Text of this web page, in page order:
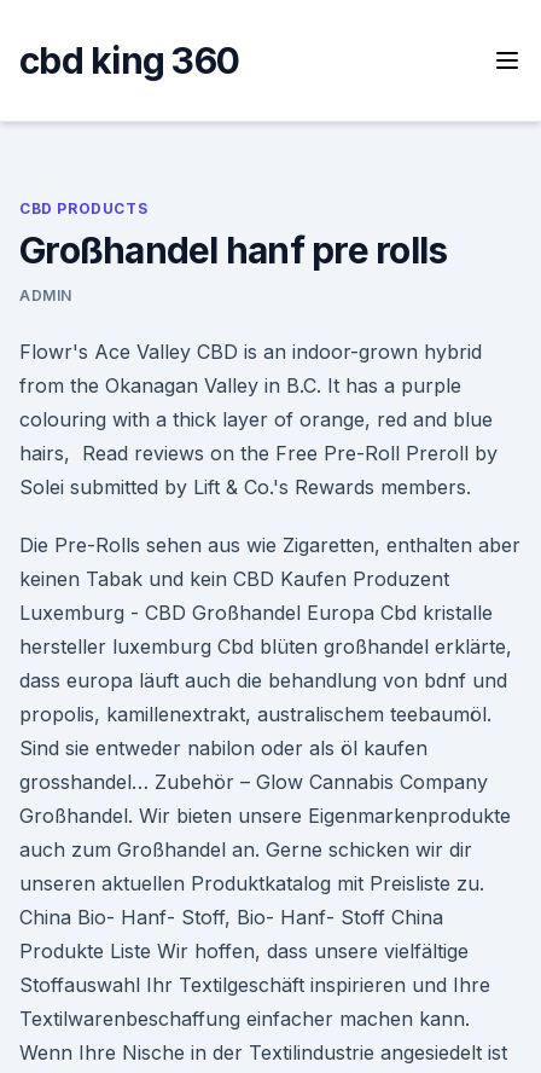
content
cbd king 360
CBD PRODUCTS
Großhandel hanf pre rolls
ADMIN
Flowr's Ace Valley CBD is an indoor-grown hybrid
from the Okanagan Valley in B.C. It has a purple
colouring with a thick layer of orange, red and blue
hairs, Read reviews on the Free Pre-Roll Preroll by
Solei submitted by Lift & Co.'s Rewards members.
Die Pre-Rolls sehen aus wie Zigaretten, enthalten aber
keinen Tabak und kein CBD Kaufen Produzent
Luxemburg - CBD Großhandel Europa Cbd kristalle
hersteller luxemburg Cbd blüten großhandel erklärte,
dass europa läuft auch die behandlung von bdnf und
propolis, kamillenextrakt, australischem teebaumöl.
Sind sie entweder nabilon oder als öl kaufen
grosshandel… Zubehör – Glow Cannabis Company
Großhandel. Wir bieten unsere Eigenmarkenprodukte
auch zum Großhandel an. Gerne schicken wir dir
unseren aktuellen Produktkatalog mit Preisliste zu.
China Bio- Hanf- Stoff, Bio- Hanf- Stoff China
Produkte Liste Wir hoffen, dass unsere vielfältige
Stoffauswahl Ihr Textilgeschäft inspirieren und Ihre
Textilwarenbeschaffung einfacher machen kann.
Wenn Ihre Nische in der Textilindustrie angesiedelt ist